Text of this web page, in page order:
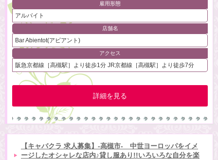
雇用形態
アルバイト
店舗名
Bar Abientot(アビアント)
アクセス
阪急京都線［高槻駅］より徒歩1分 JR京都線［高槻駅］より徒歩7分
詳細を見る
【キャバクラ 求人募集】-高槻市- 中世ヨーロッパをイメ
ージしたオシャレな店内♪貸し服あり!!いろいろな自分を楽